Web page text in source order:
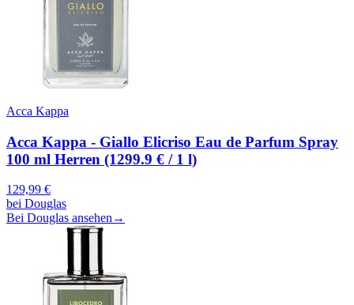
Acca Kappa
Acca Kappa - Giallo Elicriso Eau de Parfum Spray
100 ml Herren (1299.9 € / 1 l)
129,99 €
bei Douglas
Bei Douglas ansehen →